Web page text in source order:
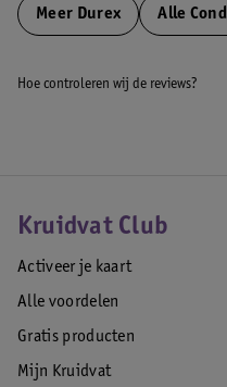
• Condooms kunnen
EAN code:3059948007098
Meer Durex Alle
Hoe controleren wij de reviews?
Kruidvat Club
Activeer je kaart
Alle voordelen
Gratis producten
Mijn Kruidvat